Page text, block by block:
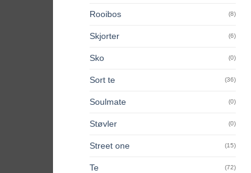
Rooibos (8)
Skjorter (6)
Sko (0)
Sort te (36)
Soulmate (0)
Støvler (0)
Street one (15)
Te (72)